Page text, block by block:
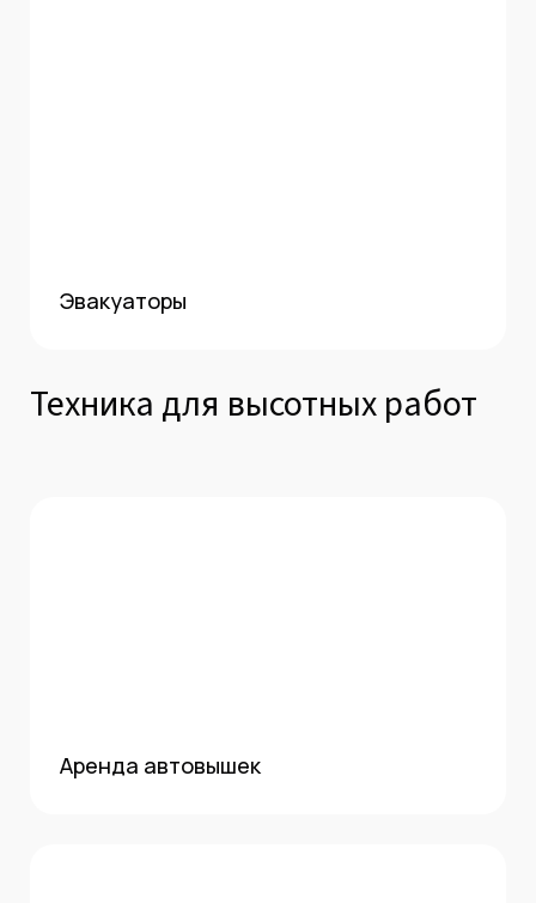
Эвакуаторы
Техника для высотных работ
Аренда автовышек